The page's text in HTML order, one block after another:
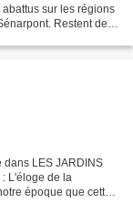
sur les régions
Restent de
dans LES JARDINS
: L'éloge de la
époque que cette